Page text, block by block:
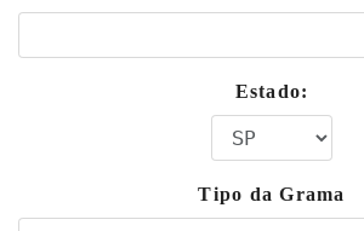
Estado:
Tipo da Grama